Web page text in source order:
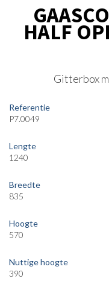
HALF
Gitterbox
Referentie
P7.0049
Lengte
1240
Breedte
835
Hoogte
570
Nuttige hoogte
390